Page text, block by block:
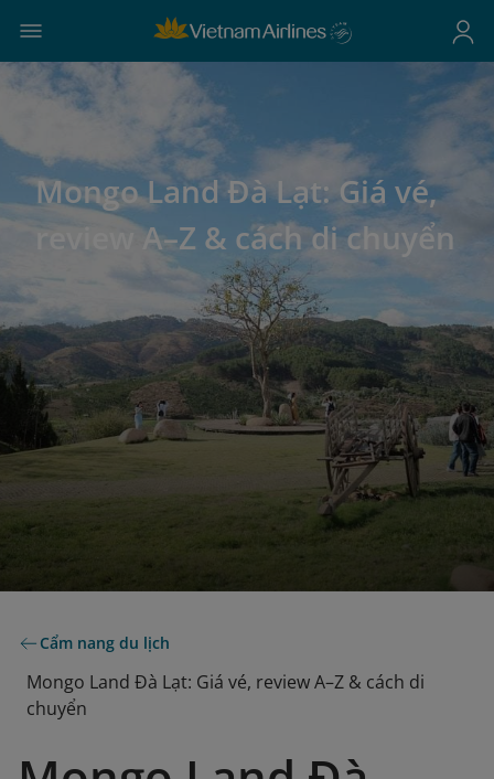
Mongo Land Đà Lạt: Giá vé,
review A–Z & cách di chuyển
Cẩm nang du lịch
Mongo Land Đà Lạt: Giá vé, review A–Z & cách di
chuyển